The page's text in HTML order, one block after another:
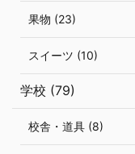
果物 (23)
スイーツ (10)
学校 (79)
校舎・道具 (8)